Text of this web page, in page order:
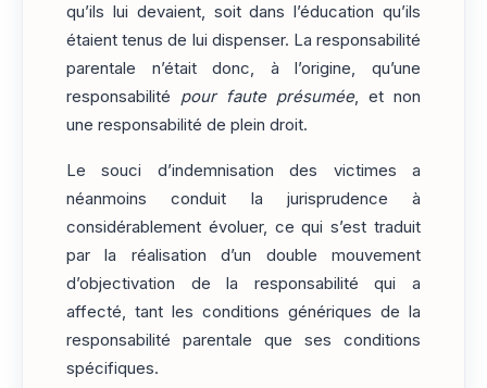
qu’ils lui devaient, soit dans l’éducation qu’ils
étaient tenus de lui dispenser. La responsabilité
parentale n’était donc, à l’origine, qu’une
responsabilité pour faute présumée, et non
une responsabilité de plein droit.
Le souci d’indemnisation des victimes a
néanmoins conduit la jurisprudence à
considérablement évoluer, ce qui s’est traduit
par la réalisation d’un double mouvement
d’objectivation de la responsabilité qui a
affecté, tant les conditions génériques de la
responsabilité parentale que ses conditions
spécifiques.